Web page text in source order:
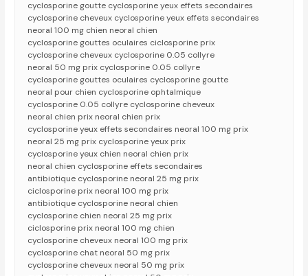
cyclosporine goutte cyclosporine yeux effets secondaires
cyclosporine cheveux cyclosporine yeux effets secondaires
neoral 100 mg chien neoral chien
cyclosporine gouttes oculaires ciclosporine prix
cyclosporine cheveux cyclosporine 0.05 collyre
neoral 50 mg prix cyclosporine 0.05 collyre
cyclosporine gouttes oculaires cyclosporine goutte
neoral pour chien cyclosporine ophtalmique
cyclosporine 0.05 collyre cyclosporine cheveux
neoral chien prix neoral chien prix
cyclosporine yeux effets secondaires neoral 100 mg prix
neoral 25 mg prix cyclosporine yeux prix
cyclosporine yeux chien neoral chien prix
neoral chien cyclosporine effets secondaires
antibiotique cyclosporine neoral 25 mg prix
ciclosporine prix neoral 100 mg prix
antibiotique cyclosporine neoral chien
cyclosporine chien neoral 25 mg prix
ciclosporine prix neoral 100 mg chien
cyclosporine cheveux neoral 100 mg prix
cyclosporine chat neoral 50 mg prix
cyclosporine cheveux neoral 50 mg prix